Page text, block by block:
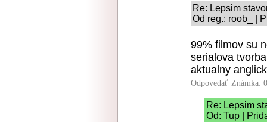
Re: Lepsim
Od reg.: roob_ |
99% filmov su
serialova
aktualny
Odpovedať Známka:
Re: Lepsim
Od: Tup |